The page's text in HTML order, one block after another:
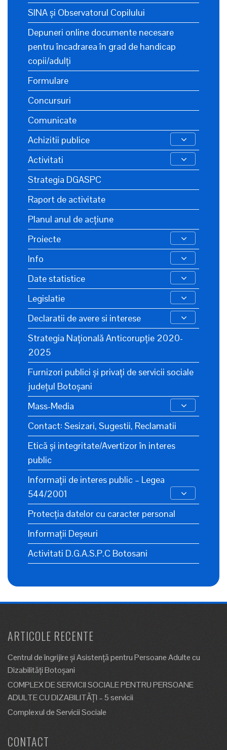
SINA și Observatorul Copilului
Depuneri online documente necesare
pentru încadrarea în grad de handicap
copii/adulți
Formulare
Concursuri
Comunicate
Achizitii publice
Activitati
Strategia DGASPC
Raport de activitate
Planul anul de acțiune
Proiecte
Info
Date statistice
Legislatie
Declaratii de avere si interese
Strategia Națională Anticorupție 2020-
2025
Furnizori publici și privați de servicii sociale
județul Botoșani
Mass-Media
Contact: Sesizari, Sugestii, Reclamatii
Etică și integritate/Avertizor în interes
public
Informații de interes public – Legea
544/2001
Protecția datelor cu caracter personal
Informații Deșeuri
Activitati D.G.A.S.P.C Botosani
ARTICOLE RECENTE
Centrul de îngrijire şi Asistenţă pentru Persoane Adulte cu
Dizabilităţi Botoşani
COMPLEX DE SERVICII SOCIALE PENTRU PERSOANE
ADULTE CU DIZABILITĂȚI – 5 servicii
Complexul de Servicii Sociale
CONTACT